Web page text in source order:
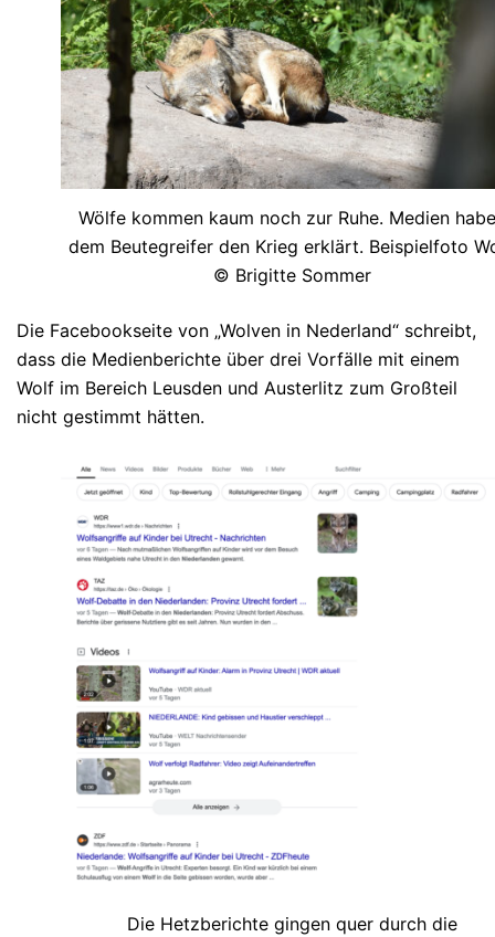
Wölfe kommen kaum noch zur Ruhe. Medien
dem Beutegreifer den Krieg erklärt. Beispielfoto
© Brigitte Sommer
Die Facebookseite von „Wolven in Nederland“ schreibt,
dass die Medienberichte über drei Vorfälle mit einem
Wolf im Bereich Leusden und Austerlitz zum Großteil
nicht gestimmt hätten.
Die Hetzberichte gingen quer durch die